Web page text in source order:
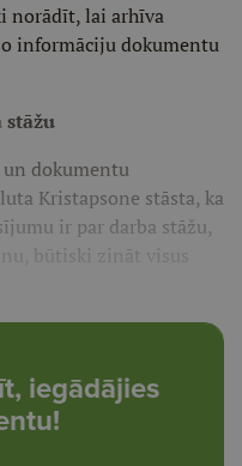
norādīt, lai arhīva
informāciju dokumentu
stāžu
dokumentu
Kristapsone stāsta, ka
ir par darba stāžu,
būtiski zināt visus
iegādājies